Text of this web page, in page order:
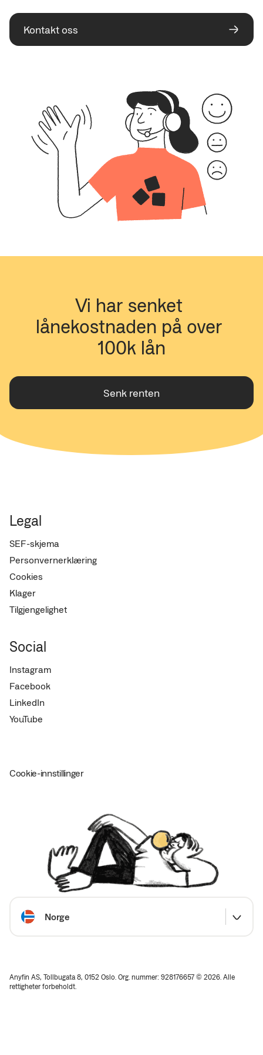
Kontakt oss
Vi har senket
lånekostnaden på over
100k lån
Senk renten
Legal
SEF-skjema
Personvernerklæring
Cookies
Klager
Tilgjengelighet
Social
Instagram
Facebook
LinkedIn
YouTube
Cookie-innstillinger
Norge
Anyfin AS, Tollbugata 8, 0152 Oslo. Org. nummer: 928176657 © 2026. Alle
rettigheter forbeholdt.